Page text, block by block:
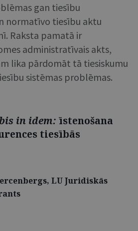
gan tiesību
normatīvo tiesību aktu
Raksta pamatā ir
administratīvais akts,
lika pārdomāt tā tiesiskumu
sistēmas problēmas.
in idem: īstenošana
tiesībās
LU Juridiskās